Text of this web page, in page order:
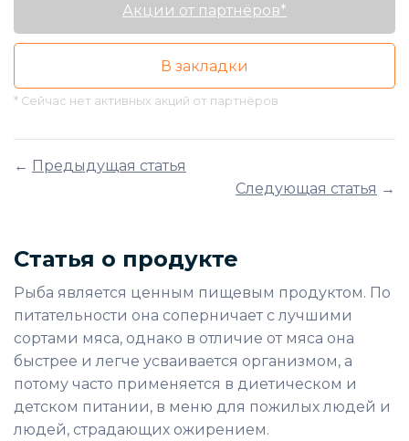
Акции от партнёров*
В закладки
* Сейчас нет активных акций от партнёров
← Предыдущая статья
Следующая статья →
Статья о продукте
Рыба является ценным пищевым продуктом. По
питательности она соперничает с лучшими
сортами мяса, однако в отличие от мяса она
быстрее и легче усваивается организмом, а
потому часто применяется в диетическом и
детском питании, в меню для пожилых людей и
людей, страдающих ожирением.